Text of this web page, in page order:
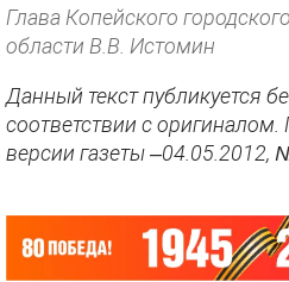
Глава Копейского
области В.В. Истомин
Данный текст публикуется
соответствии с
версии газеты –04.05.2012,